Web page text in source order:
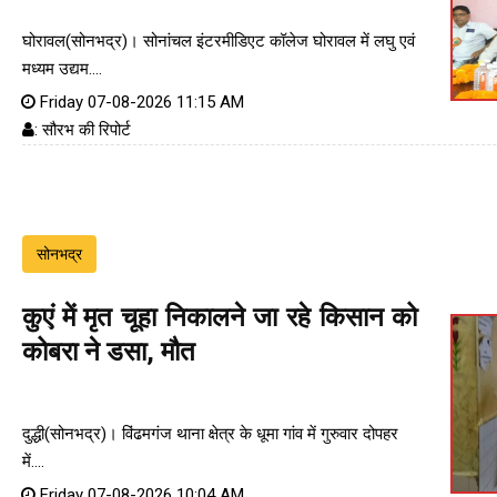
घोरावल(सोनभद्र)। सोनांचल इंटरमीडिएट कॉलेज घोरावल में लघु एवं
मध्यम उद्यम....
Friday 07-08-2026 11:15 AM
: सौरभ की रिपोर्ट
सोनभद्र
कुएं में मृत चूहा निकालने जा रहे किसान को
कोबरा ने डसा, मौत
दुद्धी(सोनभद्र)। विंढमगंज थाना क्षेत्र के धूमा गांव में गुरुवार दोपहर
में....